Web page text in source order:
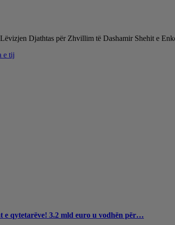
Djathtas për Zhvillim të Dashamir Shehit e
e tij
e qytetarëve! 3.2 mld euro u vodhën për…